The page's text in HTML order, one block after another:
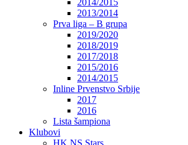
2014/2015
2013/2014
Prva liga – B grupa
2019/2020
2018/2019
2017/2018
2015/2016
2014/2015
Inline Prvenstvo Srbije
2017
2016
Lista šampiona
Klubovi
HK NS Stars